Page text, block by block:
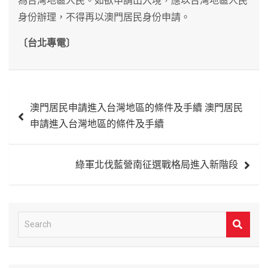
身份辦理，不得再以澳門居民身份申請。
〔台北專電〕
章
澳門居民申請進入台灣地區的條件及手續 澳門居民
申請進入台灣地區的條件及手續
綠軍北伐藍營南征選戰格局進入新階段
e